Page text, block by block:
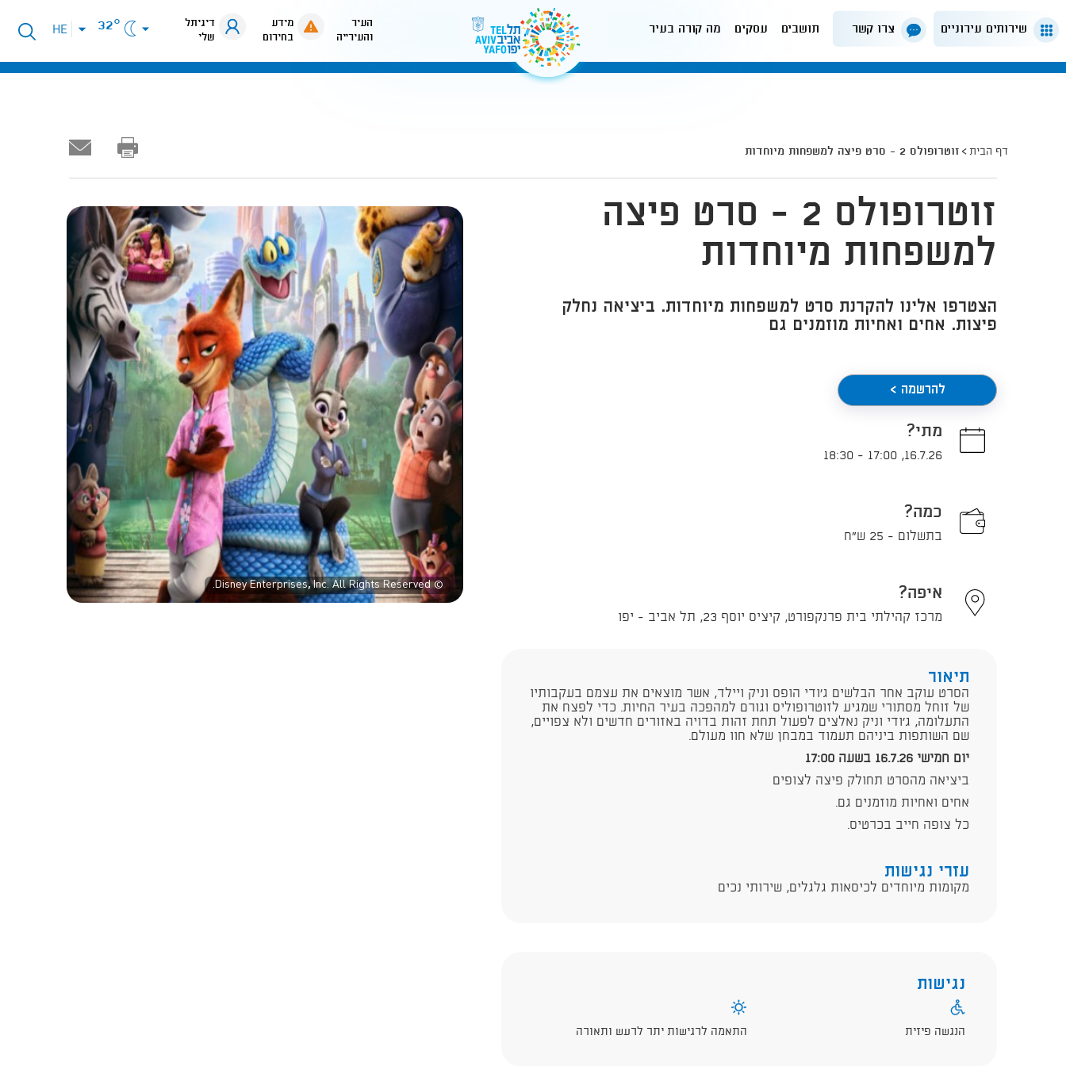
שירותים עירוניים צרו קשר תושבים עסקים מה קורה בעיר
העיר
והעירייה
מידע
בחירום
דיגיתל
שלי
32°
פתיחת
תפריט
HE
דף הבית זוטרופולס 2 - סרט פיצה למשפחות מיוחדות
© Disney Enterprises, Inc. All Rights Reserved.
זוטרופולס 2 - סרט פיצה
למשפחות מיוחדות
הצטרפו אלינו להקרנת סרט למשפחות מיוחדות. ביציאה נחלק
פיצות. אחים ואחיות מוזמנים גם
להרשמה >
מתי?
16.7.26
,
17:00
-
18:30
כמה?
בתשלום - 25 ש"ח
איפה?
מרכז קהילתי בית פרנקפורט, קיציס יוסף 23, תל אביב - יפו
תיאור
הסרט עוקב אחר הבלשים ג’ודי הופס וניק ויילד, אשר מוצאים את עצמם בעקבותיו
של זוחל מסתורי שמגיע לזוטרופוליס וגורם למהפכה בעיר החיות. כדי לפצח את
התעלומה, ג’ודי וניק נאלצים לפעול תחת זהות בדויה באזורים חדשים ולא צפויים,
שם השותפות ביניהם תעמוד במבחן שלא חוו מעולם.
יום חמישי 16.7.26 בשעה 17:00
ביציאה מהסרט תחולק פיצה לצופים
אחים ואחיות מוזמנים גם.
כל צופה חייב בכרטיס.
עזרי נגישות
מקומות מיוחדים לכיסאות גלגלים, שירותי נכים
נגישות
הנגשה פיזית התאמה לרגישות יתר לרעש ותאורה